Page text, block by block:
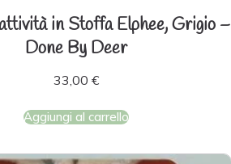
in Stoffa Elphee, Grigio –
Done By Deer
33,00 €
Aggiungi al carrello